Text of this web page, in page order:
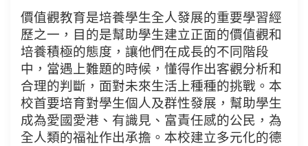
價值觀教育是培養學生全人發展的重要學習經
歷之一，目的是幫助學生建立正面的價值觀和
培養積極的態度，讓他們在成長的不同階段
中，當遇上難題的時候，懂得作出客觀分析和
合理的判斷，面對未來生活上種種的挑戰。本
校首要培育對學生個人及群性發展，幫助學生
成為愛國愛港、有識見、富責任感的公民，為
全人類的福祉作出承擔。本校建立多元化的德